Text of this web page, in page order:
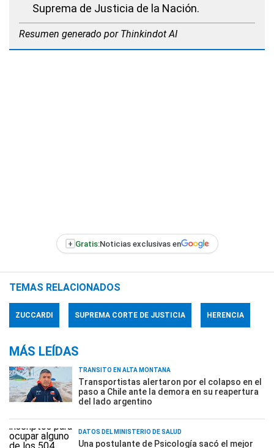
Suprema de Justicia de la Nación.
Resumen generado por Thinkindot AI
+ Gratis:Noticias exclusivas en
TEMAS RELACIONADOS
ZUCCARDI SUPREMA CORTE DE JUSTICIA HERENCIA
MÁS LEÍDAS
TRÁNSITO EN ALTA MONTAÑA
Transportistas alertaron por el colapso en el
paso a Chile ante la demora en su reapertura
del lado argentino
DATOS DEL MINISTERIO DE SALUD
Una postulante de Psicología sacó el mejor